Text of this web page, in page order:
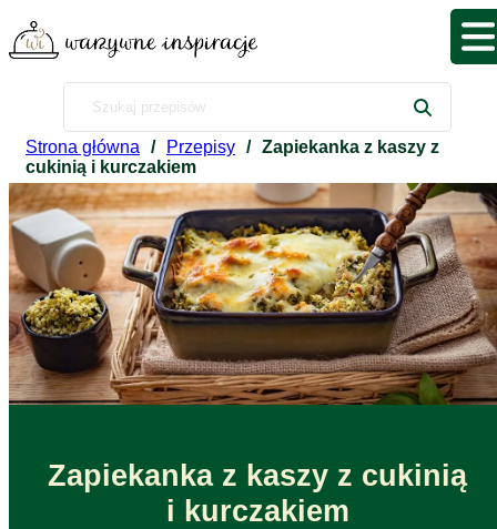
Strona główna / Przepisy / Zapiekanka z kaszy z
cukinią i kurczakiem
Zapiekanka z kaszy z cukinią
i kurczakiem